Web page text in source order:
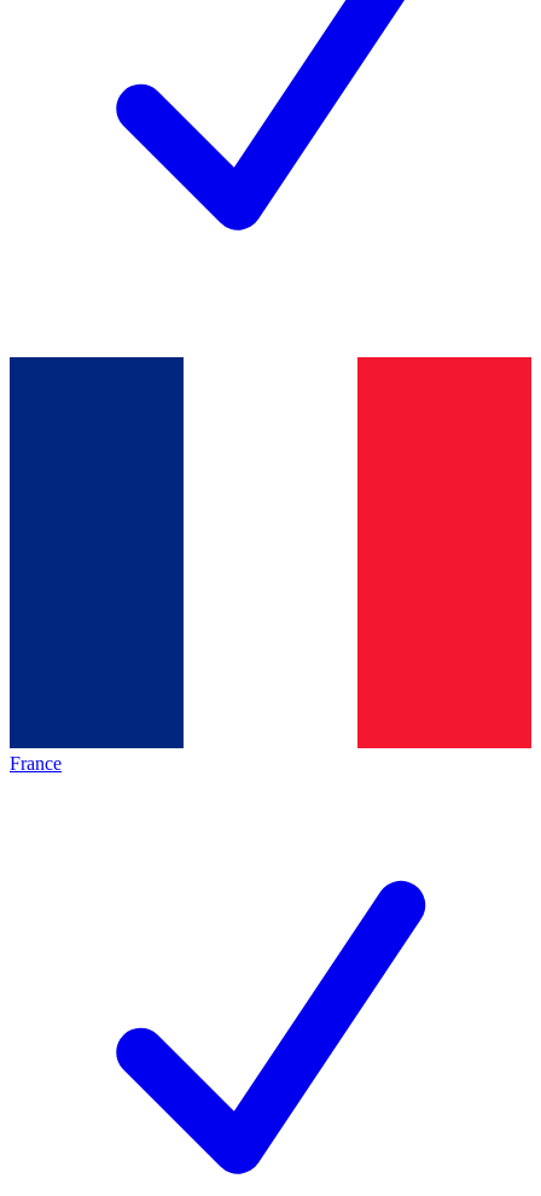
France